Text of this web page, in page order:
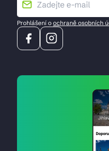
Prohlášení o ochraně osobních